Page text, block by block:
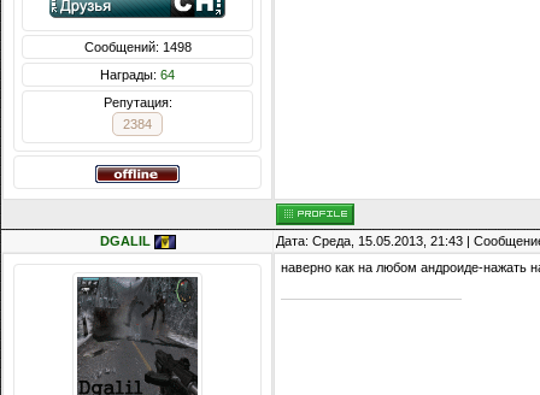
Сообщений: 1498
Награды: 64
Репутация:
2384
DGALIL Дата: Среда, 15.05.2013, 21:43 |
наверно как на любом андроиде-нажать